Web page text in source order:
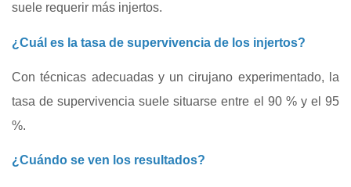
suele requerir más injertos.
¿Cuál es la tasa de supervivencia de los injertos?
Con técnicas adecuadas y un cirujano experimentado, la
tasa de supervivencia suele situarse entre el 90 % y el 95
%.
¿Cuándo se ven los resultados?